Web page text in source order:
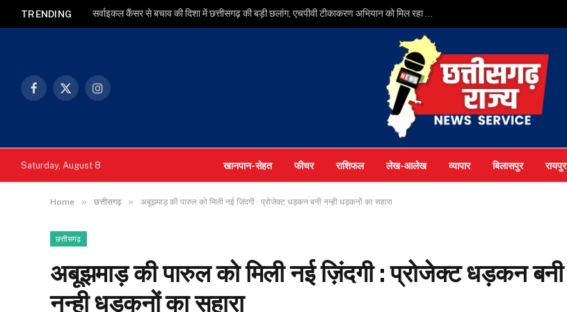
TRENDING सर्वाइकल कैंसर से बचाव की दिशा में छत्तीसगढ़ की बड़ी छलांग, एचपीवी टीकाकरण अभियान को मिल रहा व्यापक जनसमर्थन
Facebook
X
Instagram
Saturday, August 8 खानपान-सेहत फीचर राशिफल लेख-आलेख व्यापार बिलासपुर रायपुर
Home » छत्तीसगढ़ » अबूझमाड़ की पारुल को मिली नई ज़िंदगी : प्रोजेक्ट धड़कन बनी नन्ही धड़कनों का सहारा
छत्तीसगढ़
अबूझमाड़ की पारुल को मिली नई ज़िंदगी : प्रोजेक्ट धड़कन बनी
नन्ही धड़कनों का सहारा